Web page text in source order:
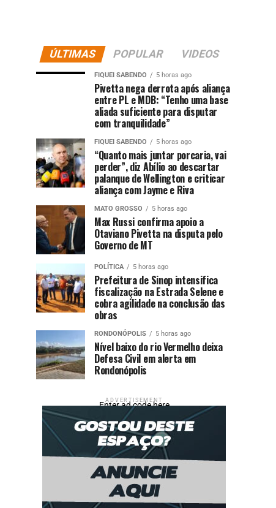
ÚLTIMAS POPULAR VIDEOS
FIQUEI SABENDO 5 horas ago
Pivetta nega derrota após aliança
entre PL e MDB: “Tenho uma base
aliada suficiente para disputar
com tranquilidade”
FIQUEI SABENDO 5 horas ago
“Quanto mais juntar porcaria, vai
perder”, diz Abílio ao descartar
palanque de Wellington e criticar
aliança com Jayme e Riva
MATO GROSSO 5 horas ago
Max Russi confirma apoio a
Otaviano Pivetta na disputa pelo
Governo de MT
POLÍTICA 5 horas ago
Prefeitura de Sinop intensifica
fiscalização na Estrada Selene e
cobra agilidade na conclusão das
obras
RONDONÓPOLIS 5 horas ago
Nível baixo do rio Vermelho deixa
Defesa Civil em alerta em
Rondonópolis
ADVERTISEMENT
Enter ad code here